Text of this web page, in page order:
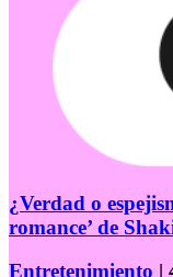
¿Verdad o
romance’ de
Entretenimiento |